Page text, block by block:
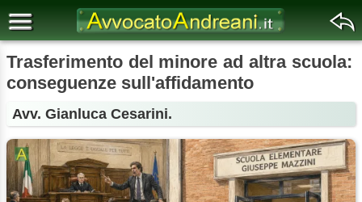
Trasferimento del minore ad altra scuola:
conseguenze sull'affidamento
Avv. Gianluca Cesarini.